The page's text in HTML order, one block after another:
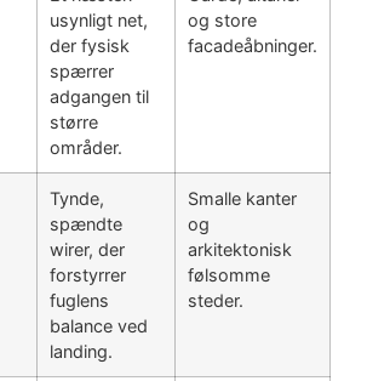
usynligt net,
der fysisk
spærrer
adgangen til
større
områder.
og store
facadeåbninger.
Tynde,
spændte
wirer, der
forstyrrer
fuglens
balance ved
landing.
Smalle kanter
og
arkitektonisk
følsomme
steder.